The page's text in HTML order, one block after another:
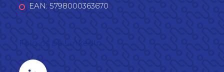
EAN: 5798000363670
Linkedin profil